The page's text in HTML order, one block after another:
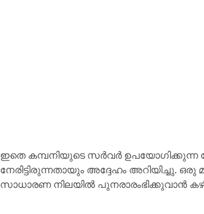
ഇതെ കമ്പനിയുടെ സർവർ ഉപയോഗിക്കുന്ന
നേരിട്ടിരുന്നതായും അദ്ദേഹം അറിയിച്ചു.
സാധാരണ നിലയിൽ പുനരാരംഭിക്കുവാൻ